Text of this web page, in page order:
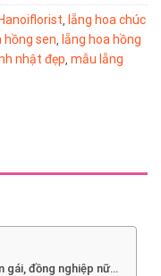
Hanoiflorist, lẵng hoa chúc
hồng sen, lẵng hoa hồng
nhật đẹp, mẫu lẵng
gái, đồng nghiệp nữ…